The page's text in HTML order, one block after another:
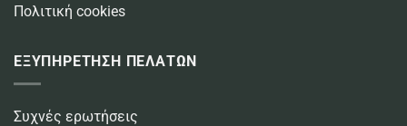
Πολιτική cookies
ΕΞΥΠΗΡΕΤΗΣΗ ΠΕΛΑΤΩΝ
Συχνές ερωτήσεις